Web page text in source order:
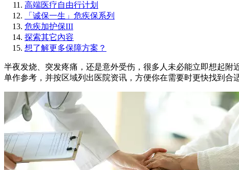
高端医疗自由行计划
「诚保一生」危疾保系列
危疾加护保III
探索其它內容
想了解更多保障方案？
半夜发烧、突发疼痛，还是意外受伤，很多人未必能立即想起
单作参考，并按区域列出医院资讯，方便你在需要时更快找到合